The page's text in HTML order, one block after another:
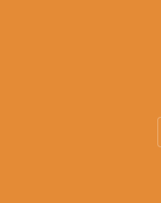
키움증권 신민수 애널